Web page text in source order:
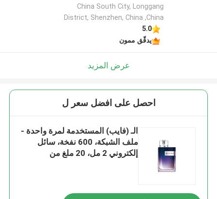
China South City, Longgang
District, Shenzhen, China ,China
5.0
يدقّق ممون
عرض المزيد
احصل على افضل سعر ل
الـ (فايب) المستخدمة لمرة واحدة -
ملف الشبكة، 600 نفخة، سائل
إلكتروني 2 مل، 20 ملغ من